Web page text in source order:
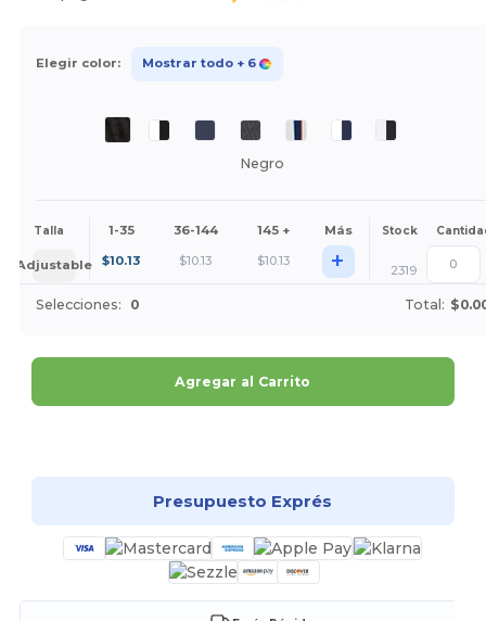
Elegir color: Mostrar todo + 6
Negro
Talla 1-35 36-144 145 + Más Stock
Adjustable $10.13 $10.13 $10.13 + 2319
Selecciones: 0 Total:
Agregar al Carrito
Presupuesto Exprés